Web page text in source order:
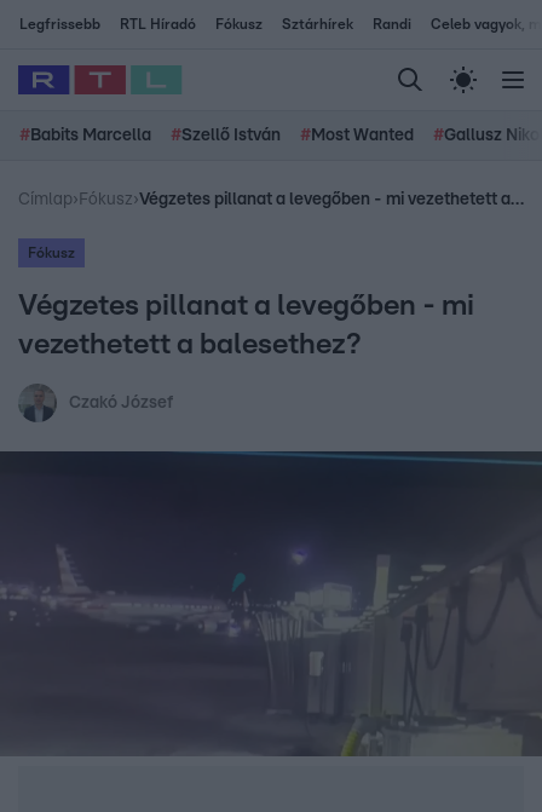
Legfrissebb RTL Híradó Fókusz Sztárhírek Randi Celeb vagyok,
# Babits Marcella #Szellő István # Most Wanted #Gallusz
Címlap› Fókusz› Végzetes pillanat a levegőben - mi vezethetett a balesethez?
Fókusz
Végzetes pillanat a levegőben - mi
vezethetett a balesethez?
Czakó József